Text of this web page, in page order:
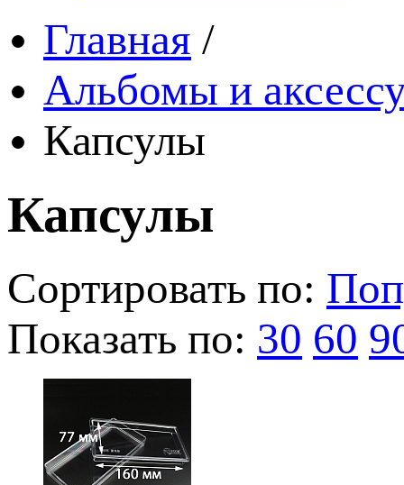
Главная /
Альбомы и
Капсулы
Капсулы
Сортировать по:
Показать по: 30 60